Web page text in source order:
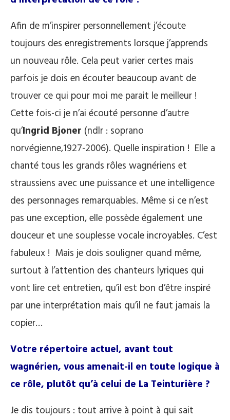
Afin de m’inspirer personnellement j’écoute
toujours des enregistrements lorsque j’apprends
un nouveau rôle. Cela peut varier certes mais
parfois je dois en écouter beaucoup avant de
trouver ce qui pour moi me parait le meilleur !
Cette fois-ci je n’ai écouté personne d’autre
qu’Ingrid Bjoner (ndlr : soprano
norvégienne,1927-2006). Quelle inspiration ! Elle a
chanté tous les grands rôles wagnériens et
straussiens avec une puissance et une intelligence
des personnages remarquables. Même si ce n’est
pas une exception, elle possède également une
douceur et une souplesse vocale incroyables. C’est
fabuleux ! Mais je dois souligner quand même,
surtout à l’attention des chanteurs lyriques qui
vont lire cet entretien, qu’il est bon d’être inspiré
par une interprétation mais qu’il ne faut jamais la
copier…
Votre répertoire actuel, avant tout
wagnérien, vous amenait-il en toute logique à
ce rôle, plutôt qu’à celui de La Teinturière ?
Je dis toujours : tout arrive à point à qui sait